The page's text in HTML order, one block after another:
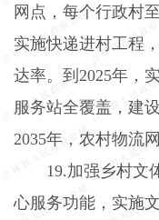
网点，每个行政村
实施快递进村工程
达率。到 2025年，
服务站全覆盖，建
2035年，农村物流
19.加强乡村文
心服务功能，实施